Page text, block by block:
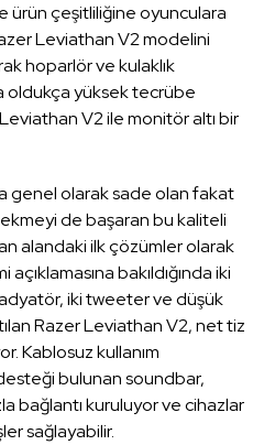
ürün çeşitliliğine oyunculara
Leviathan V2 modelini
hoparlör ve kulaklık
oldukça yüksek tecrübe
V2 ile monitör altı bir
genel olarak sade olan fakat
de başaran bu kaliteli
alandaki ilk çözümler olarak
bakıldığında iki
iki tweeter ve düşük
Razer Leviathan V2, net tiz
Kablosuz kullanım
bulunan soundbar,
bağlantı kuruluyor ve cihazlar
sağlayabilir.